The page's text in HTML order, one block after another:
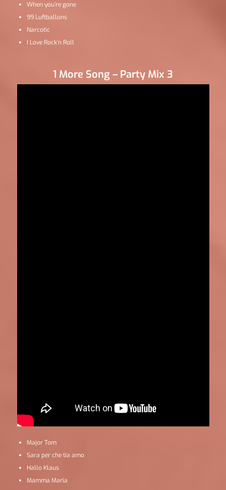
When you’re gone
99 Luftballons
Narcotic
I Love Rock’n Roll
1 More Song – Party Mix 3
Major Tom
Sara per che tia amo
Hallo Klaus
Mamma Maria